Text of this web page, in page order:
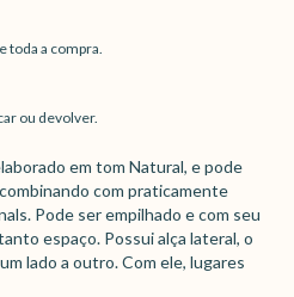
toda a compra.
ou devolver.
em tom Natural, e pode
com praticamente
Pode ser empilhado e com seu
espaço. Possui alça lateral, o
lado a outro. Com ele, lugares